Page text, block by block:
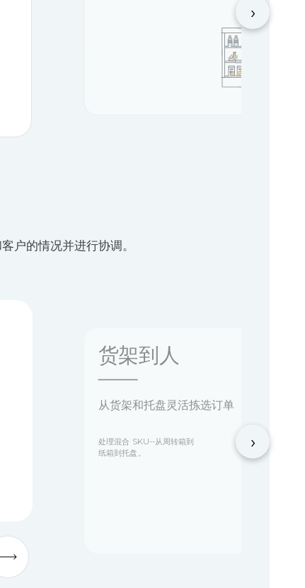
›
户的情况并进行协调。
货架到人
从货架和托盘灵活拣选订单
处理混合 SKU--从周转箱到
纸箱到托盘。
›